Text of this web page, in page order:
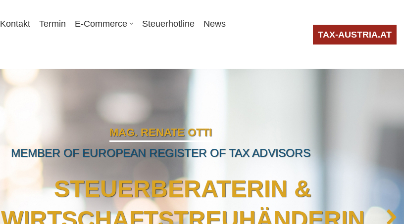
Kontakt Termin E-Commerce Steuerhotline
News
TAX-AUSTRIA.AT
MAG. RENATE OTTI
MEMBER OF EUROPEAN REGISTER OF TAX ADVISORS
STEUERBERATERIN &